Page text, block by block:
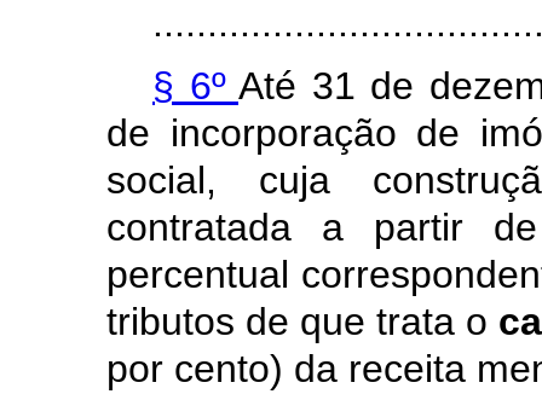
§ 6º Até 31 de
de incorporação de
social, cuja
contratada a partir
percentual
tributos de que trata o
por cento) da receita